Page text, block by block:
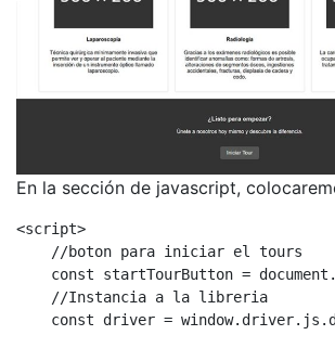
En la sección de javascript,
<script>
    //boton para iniciar el tours
const startTourButton =
    //Instancia a la libreria
const driver =